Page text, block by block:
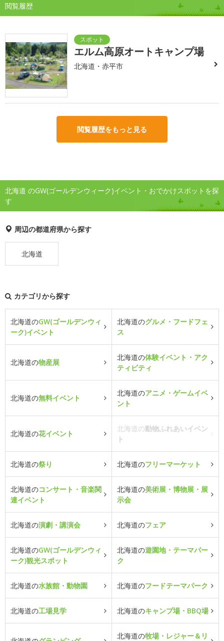
閲覧履歴
エルム高原オートキャンプ場
北海道・赤平市
閲覧履歴をもっと見る
北海道 のGW(ゴールデンウィーク)イベント・おでかけスポットを探
す
周辺の都道府県から探す
北海道
カテゴリから探す
北海道のGW(ゴールデンウィ
ーク)イベント
北海道のグルメ・フードフェ
ス
北海道の物産展
北海道の体験イベント・アク
ティビティ
北海道の無料イベント
北海道のアニメ・ゲームイベ
ント
北海道の花イベント
北海道の動物ふれあいイベン
ト
北海道の祭り 北海道のフリーマーケット
北海道のコンサート・音楽関
連イベント
北海道の美術展・博物展・展
示会
北海道の演劇・講演会 北海道のフェア
北海道のGW(ゴールデンウィ
ーク)観光スポット
北海道の遊園地・テーマパー
ク
北海道の水族館・動物園 北海道のフードテーマパーク
北海道の工場見学 北海道のキャンプ場・BBQ場
北海道の牧場・レジャー＆リ